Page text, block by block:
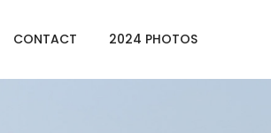
CONTACT 2024 PHOTOS